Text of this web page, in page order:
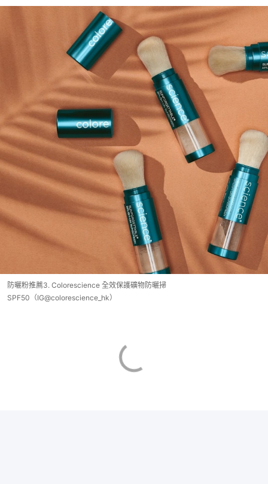
防曬粉推薦3. Colorescience 全效保護礦物防曬掃
SPF50（IG@colorescience_hk）